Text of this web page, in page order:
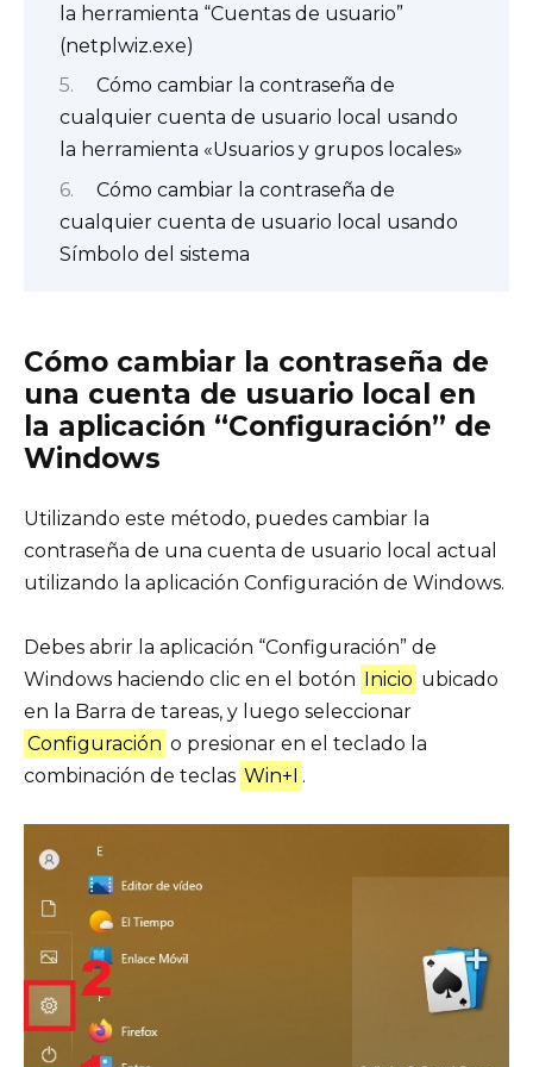
la herramienta “Cuentas de usuario”
(netplwiz.exe)
Cómo cambiar la contraseña de
cualquier cuenta de usuario local usando
la herramienta «Usuarios y grupos locales»
Cómo cambiar la contraseña de
cualquier cuenta de usuario local usando
Símbolo del sistema
Cómo cambiar la contraseña de
una cuenta de usuario local en
la aplicación “Configuración” de
Windows
Utilizando este método, puedes cambiar la
contraseña de una cuenta de usuario local actual
utilizando la aplicación Configuración de Windows.
Debes abrir la aplicación “Configuración” de
Windows haciendo clic en el botón Inicio ubicado
en la Barra de tareas, y luego seleccionar
Configuración o presionar en el teclado la
combinación de teclas Win+I .